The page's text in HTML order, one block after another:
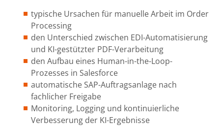
typische Ursachen für manuelle Arbeit im Order
Processing
den Unterschied zwischen EDI-Automatisierung
und KI-gestützter PDF-Verarbeitung
den Aufbau eines Human-in-the-Loop-
Prozesses in Salesforce
automatische SAP-Auftragsanlage nach
fachlicher Freigabe
Monitoring, Logging und kontinuierliche
Verbesserung der KI-Ergebnisse